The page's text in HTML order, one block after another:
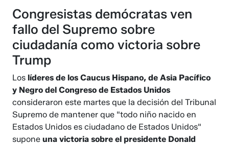
Congresistas demócratas ven
fallo del Supremo sobre
ciudadanía como victoria sobre
Trump
Los líderes de los Caucus Hispano, de Asia Pacífico
y Negro del Congreso de Estados Unidos
consideraron este martes que la decisión del Tribunal
Supremo de mantener que "todo niño nacido en
Estados Unidos es ciudadano de Estados Unidos"
supone una victoria sobre el presidente Donald